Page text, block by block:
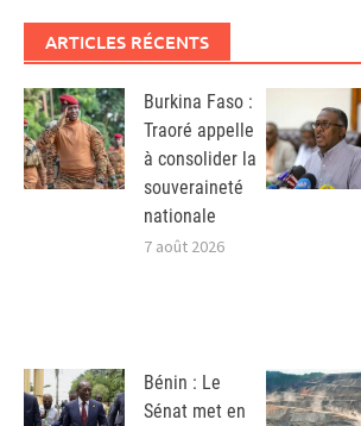
ARTICLES RÉCENTS
Burkina Faso :
Traoré appelle
à consolider la
souveraineté
nationale
7 août 2026
Bénin : Le
Sénat met en